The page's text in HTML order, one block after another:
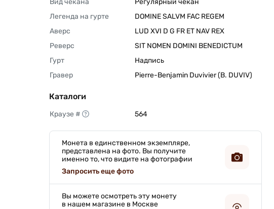
Легенда на гурте
DOMINE SALVM FAC REGEM
Аверс
LUD XVI D G FR ET NAV REX
Реверс
SIT NOMEN DOMINI BENEDICTUM
Гурт
Надпись
Гравер
Pierre-Benjamin Duvivier (B. DUVIV)
Каталоги
Краузе # 564
Монета в единственном экземпляре,
представлена на фото. Вы получите
именно то, что видите на фотографии
Запросить еще фото
Вы можете осмотреть эту монету
в нашем магазине в Москве